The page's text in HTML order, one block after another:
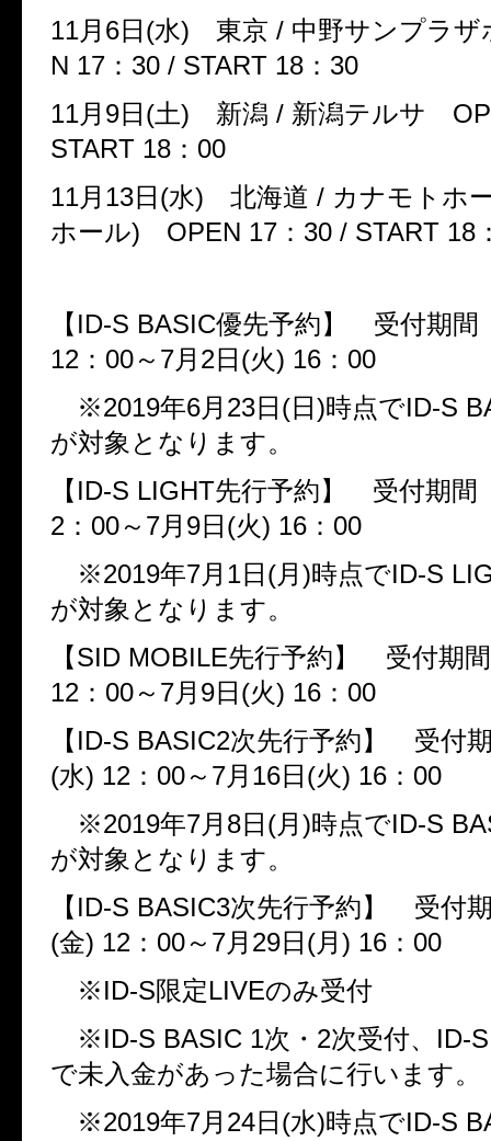
11月 6日 (水) 東京 / 中野サンプラ
N 17 ： 30 / START 18 ： 30
11月 9日 (土) 新潟 / 新潟テルサ
START 18 ： 00
11月 13日 (水) 北海道 / カナモトホ
ホール) OPEN 17 ： 30 / START 18
【 ID-S BASIC優先予約】 受付期
12 ： 00～ 7月 2日 (火) 16 ： 00
※2019年6月 23日 (日 )時点でID-S
が対象となります。
【 ID-S LIGHT先行予約】 受付期
2 ： 00～ 7月 9日 (火) 16 ： 00
※2019年7月 1日 (月 )時点でID-S
が対象となります。
【SID MOBILE先行予約】 受付
12 ： 00～ 7月 9日 (火) 16 ： 00
【 ID-S BASIC2次先行予約】 受付
(水) 12 ： 00～ 7月 16日 (火) 16 ： 00
※2019年7月 8日 (月 )時点でID-S
が対象となります。
【 ID-S BASIC3次先行予約】 受付
(金) 12 ： 00～ 7月 29日 (月 ) 16 ： 00
※ID-S限定LIVEのみ受付
※ID-S BASIC 1次・ 2次受付、 ID-
で未入金があった場合に行います。
※2019年7月 24日 (水)時点でID-S